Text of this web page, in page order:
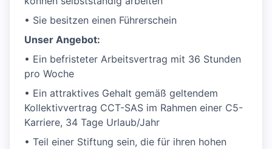
• Sie besitzen einen Führerschein
Unser Angebot:
• Ein befristeter Arbeitsvertrag mit 36 Stunden
pro Woche
• Ein attraktives Gehalt gemäß geltendem
Kollektivvertrag CCT-SAS im Rahmen einer C5-
Karriere, 34 Tage Urlaub/Jahr
• Teil einer Stiftung sein, die für ihren hohen